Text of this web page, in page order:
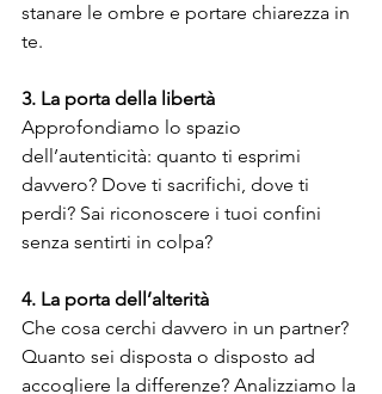
stanare le ombre e portare chiarezza in
te.
3. La porta della libertà
Approfondiamo lo spazio
dell’autenticità: quanto ti esprimi
davvero? Dove ti sacrifichi, dove ti
perdi? Sai riconoscere i tuoi confini
senza sentirti in colpa?
4. La porta dell’alterità
Che cosa cerchi davvero in un partner?
Quanto sei disposta o disposto ad
accogliere la differenze? Analizziamo la